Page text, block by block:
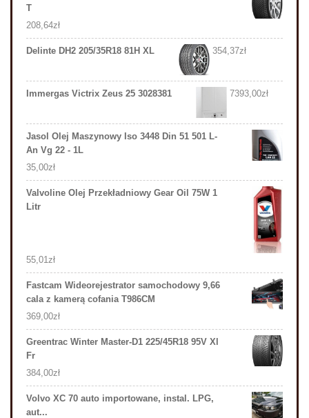
T
208,64zł
Delinte DH2 205/35R18 81H XL 354,37zł
Immergas Victrix Zeus 25 3028381 7393,00zł
Jasol Olej Maszynowy Iso 3448 Din 51 501 L-
An Vg 22 - 1L
35,00zł
Valvoline Olej Przekładniowy Gear Oil 75W 1
Litr
55,01 zł
Fastcam Wideorejestrator samochodowy 9,66
cala z kamerą cofania T986CM
369,00zł
Greentrac Winter Master-D1 225/45R18 95V Xl
Fr
384,00zł
Volvo XC 70 auto importowane, instal. LPG,
aut...